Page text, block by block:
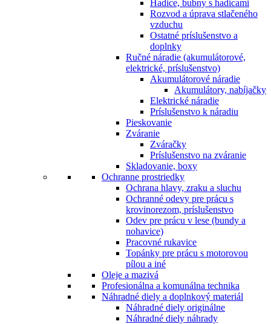
Hadice, bubny s hadicami
Rozvod a úprava stlačeného
vzduchu
Ostatné príslušenstvo a
doplnky
Ručné náradie (akumulátorové,
elektrické, príslušenstvo)
Akumulátorové náradie
Akumulátory, nabíjačky
Elektrické náradie
Príslušenstvo k náradiu
Pieskovanie
Zváranie
Zváračky
Príslušenstvo na zváranie
Skladovanie, boxy
Ochranne prostriedky
Ochrana hlavy, zraku a sluchu
Ochranné odevy pre prácu s
krovinorezom, príslušenstvo
Odev pre prácu v lese (bundy a
nohavice)
Pracovné rukavice
Topánky pre prácu s motorovou
pílou a iné
Oleje a mazivá
Profesionálna a komunálna technika
Náhradné diely a doplnkový materiál
Náhradné diely originálne
Náhradné diely náhrady